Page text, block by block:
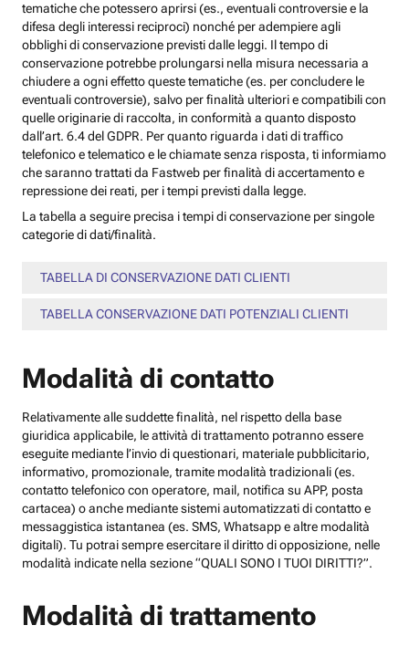
tematiche che potessero aprirsi (es., eventuali controversie e la
difesa degli interessi reciproci) nonché per adempiere agli
obblighi di conservazione previsti dalle leggi. Il tempo di
conservazione potrebbe prolungarsi nella misura necessaria a
chiudere a ogni effetto queste tematiche (es. per concludere le
eventuali controversie), salvo per finalità ulteriori e compatibili con
quelle originarie di raccolta, in conformità a quanto disposto
dall’art. 6.4 del GDPR. Per quanto riguarda i dati di traffico
telefonico e telematico e le chiamate senza risposta, ti informiamo
che saranno trattati da Fastweb per finalità di accertamento e
repressione dei reati, per i tempi previsti dalla legge.
La tabella a seguire precisa i tempi di conservazione per singole
categorie di dati/finalità.
TABELLA DI CONSERVAZIONE DATI CLIENTI
TABELLA CONSERVAZIONE DATI POTENZIALI CLIENTI
Modalità di contatto
Relativamente alle suddette finalità, nel rispetto della base
giuridica applicabile, le attività di trattamento potranno essere
eseguite mediante l’invio di questionari, materiale pubblicitario,
informativo, promozionale, tramite modalità tradizionali (es.
contatto telefonico con operatore, mail, notifica su APP, posta
cartacea) o anche mediante sistemi automatizzati di contatto e
messaggistica istantanea (es. SMS, Whatsapp e altre modalità
digitali). Tu potrai sempre esercitare il diritto di opposizione, nelle
modalità indicate nella sezione “QUALI SONO I TUOI DIRITTI?”.
Modalità di trattamento